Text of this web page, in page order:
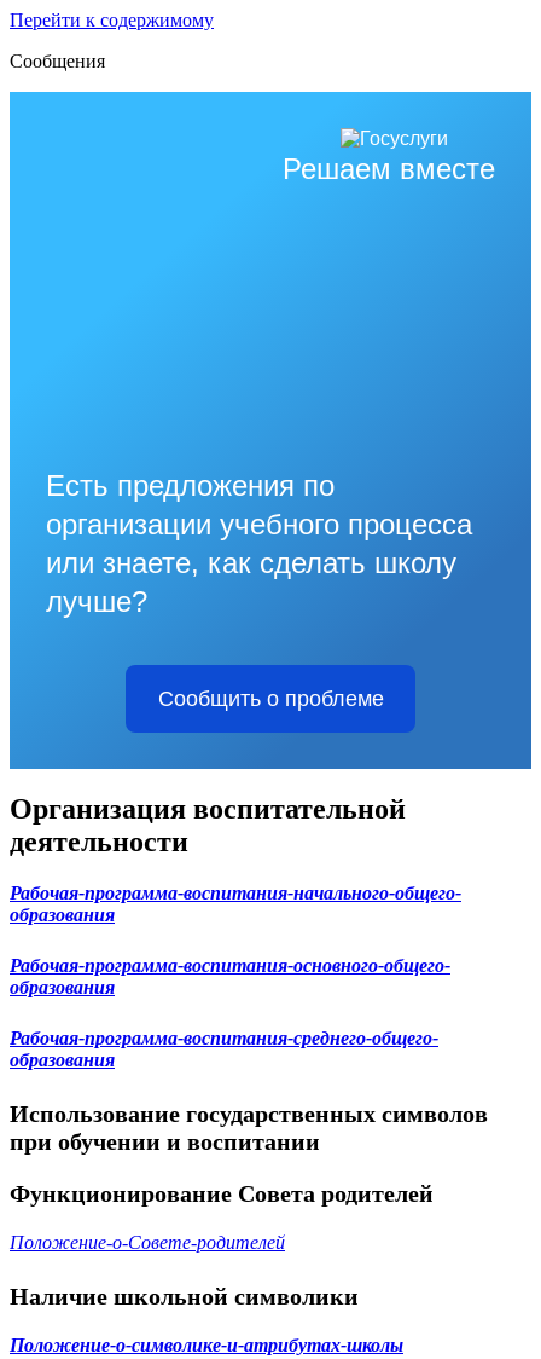
Перейти к содержимому
Сообщения
Решаем вместе
Есть предложения по
организации учебного процесса
или знаете, как сделать школу
лучше?
Сообщить о проблеме
Организация воспитательной
деятельности
Рабочая-программа-воспитания-начального-общего-
образования
Рабочая-программа-воспитания-основного-общего-
образования
Рабочая-программа-воспитания-среднего-общего-
образования
Использование государственных символов
при обучении и воспитании
Функционирование Совета родителей
Положение-о-Совете-родителей
Наличие школьной символики
Положение-о-символике-и-атрибутах-школы